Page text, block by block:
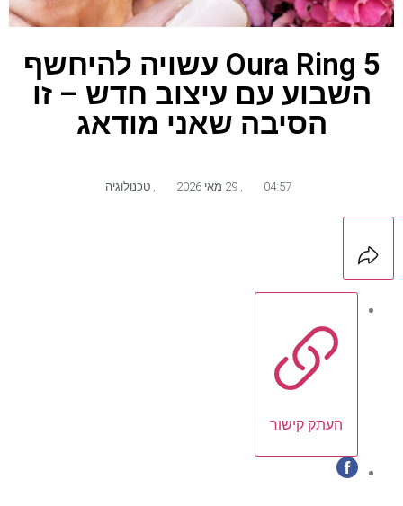
Oura Ring 5 עשויה להיחשף
השבוע עם עיצוב חדש – זו
הסיבה שאני מודאג
04:57 29 מאי 2026 טכנולוגיה
העתק קישור